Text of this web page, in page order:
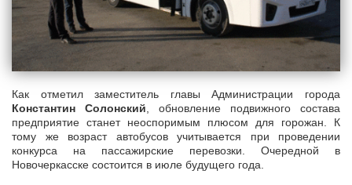
Как отметил заместитель главы Администрации города
Константин Солонский , обновление подвижного состава
предприятие станет неоспоримым плюсом для горожан. К
тому же возраст автобусов учитывается при проведении
конкурса на пассажирские перевозки. Очередной в
Новочеркасске состоится в июле будущего года.